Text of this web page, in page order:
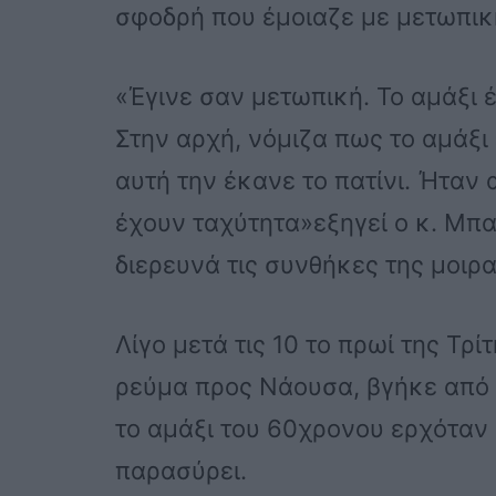
σφοδρή που έμοιαζε με
«Έγινε σαν μετωπική. Το αμάξι
Στην αρχή, νόμιζα πως το αμάξι
αυτή την έκανε το πατίνι. Ήταν
έχουν ταχύτητα»εξηγεί ο κ.
διερευνά τις συνθήκες της
Λίγο μετά τις 10 το πρωί της
ρεύμα προς Νάουσα, βγήκε από
το αμάξι του 60χρονου
παρασύρει.